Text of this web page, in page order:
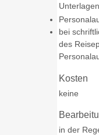
bei
des
Kosten
keine
in der